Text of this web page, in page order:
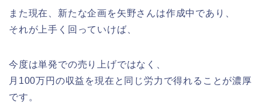
また現在、新たな企画を矢野さんは作成中であり、
それが上手く回っていけば、
今度は単発での売り上げではなく、
月100万円の収益を現在と同じ労力で得れることが濃厚
です。